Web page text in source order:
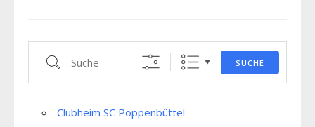
Suche SUCHE
Clubheim SC Poppenbüttel